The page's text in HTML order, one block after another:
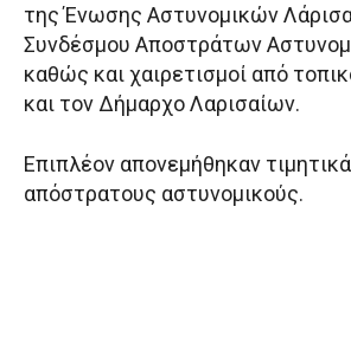
της Ένωσης Αστυνομικών
Συνδέσμου Αποστράτων
καθώς και χαιρετισμοί από
και τον Δήμαρχο Λαρισαίων.
Επιπλέον απονεμήθηκαν
απόστρατους αστυνομικούς.